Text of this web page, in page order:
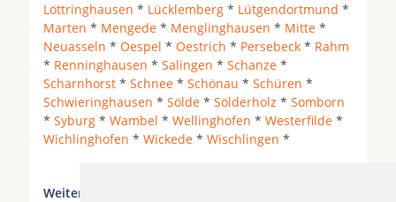
Löttringhausen * Lücklemberg * Lütgendortmund *
Marten * Mengede * Menglinghausen * Mitte *
Neuasseln * Oespel * Oestrich * Persebeck * Rahm
* Renninghausen * Salingen * Schanze *
Scharnhorst * Schnee * Schönau * Schüren *
Schwieringhausen * Sölde * Sölderholz * Somborn
* Syburg * Wambel * Wellinghofen * Westerfilde *
Wichlinghofen * Wickede * Wischlingen *
Weitere Orte in der Nähe von Dortmund Aplerbeck